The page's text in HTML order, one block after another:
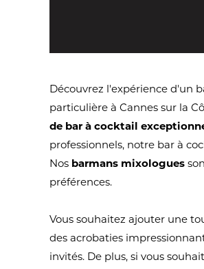
Découvrez l'expérience d'un
particulière à Cannes sur la
de bar à cocktail
professionnels, notre bar à
Nos barmans mixologues
préférences.
Vous souhaitez ajouter une
des acrobaties
invités. De plus, si vous